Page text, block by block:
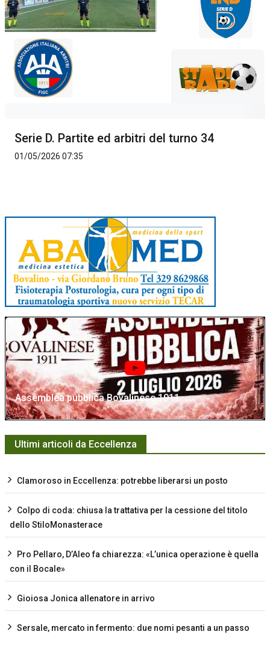
Serie D. Partite ed arbitri del turno 34
01/05/2026 07:35
Assemblea pubblica Bovalinese 1911
Ultimi articoli da Eccellenza
Clamoroso in Eccellenza: potrebbe liberarsi un posto
Colpo di coda: chiusa la trattativa per la cessione del titolo
dello StiloMonasterace
Pro Pellaro, D’Aleo fa chiarezza: «L’unica operazione è quella
con il Bocale»
Gioiosa Jonica allenatore in arrivo
Sersale, mercato in fermento: due nomi pesanti a un passo